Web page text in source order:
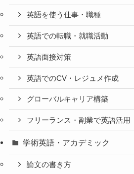
英語を使う仕事・職種
英語での転職・就職活動
英語面接対策
英語でのCV・レジュメ作成
グローバルキャリア構築
フリーランス・副業で英語活用
学術英語・アカデミック
論文の書き方